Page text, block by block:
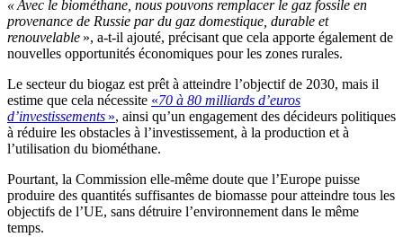
« Avec le biométhane, nous pouvons remplacer le gaz fossile en
provenance de Russie par du gaz domestique, durable et
renouvelable », a-t-il ajouté, précisant que cela apporte également de
nouvelles opportunités économiques pour les zones rurales.
Le secteur du biogaz est prêt à atteindre l’objectif de 2030, mais il
estime que cela nécessite «70 à 80 milliards d’euros
d’investissements », ainsi qu’un engagement des décideurs politiques
à réduire les obstacles à l’investissement, à la production et à
l’utilisation du biométhane.
Pourtant, la Commission elle-même doute que l’Europe puisse
produire des quantités suffisantes de biomasse pour atteindre tous les
objectifs de l’UE, sans détruire l’environnement dans le même
temps.